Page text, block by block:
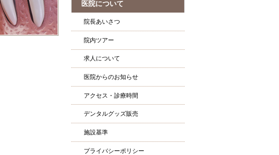
医院について
院長あいさつ
院内ツアー
求人について
医院からのお知らせ
アクセス・診療時間
デンタルグッズ販売
施設基準
プライバシーポリシー